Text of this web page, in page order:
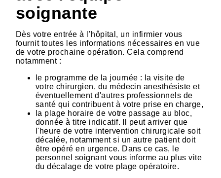
soignante
Dès votre entrée à l’hôpital, un infirmier vous
fournit toutes les informations nécessaires en vue
de votre prochaine opération. Cela comprend
notamment :
le programme de la journée : la visite de
votre chirurgien, du médecin anesthésiste et
éventuellement d'autres professionnels de
santé qui contribuent à votre prise en charge,
la plage horaire de votre passage au bloc,
donnée à titre indicatif. Il peut arriver que
l'heure de votre intervention chirurgicale soit
décalée, notamment si un autre patient doit
être opéré en urgence. Dans ce cas, le
personnel soignant vous informe au plus vite
du décalage de votre plage opératoire.